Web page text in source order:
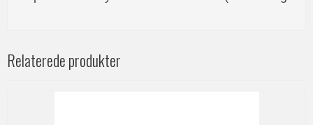
Relaterede produkter